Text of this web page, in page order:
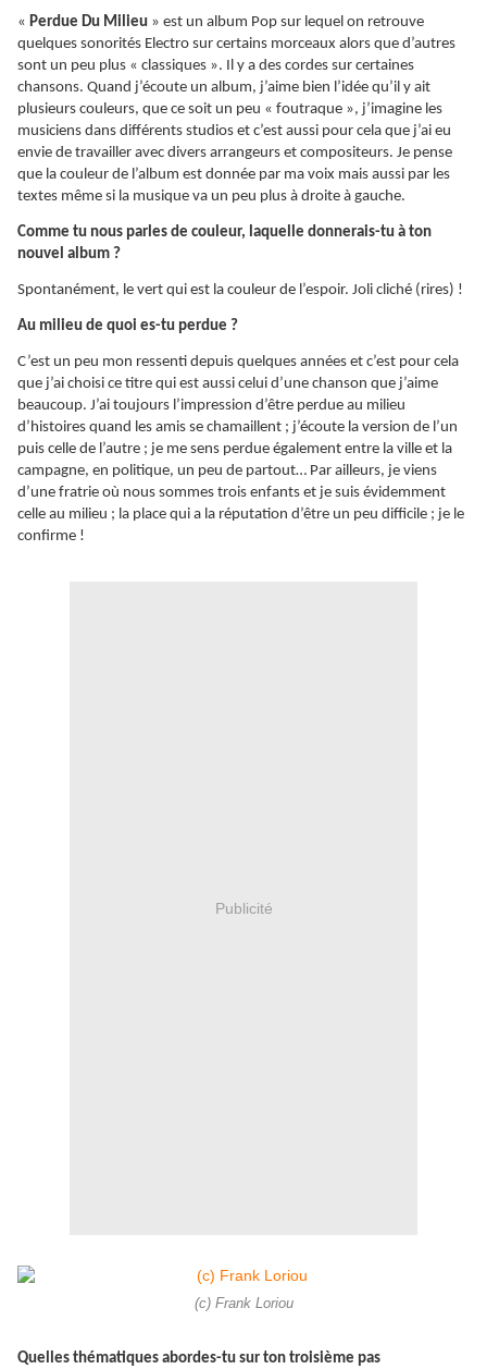
« Perdue Du Milieu » est un album Pop sur lequel on retrouve
quelques sonorités Electro sur certains morceaux alors que d’autres
sont un peu plus « classiques ». Il y a des cordes sur certaines
chansons. Quand j’écoute un album, j’aime bien l’idée qu’il y ait
plusieurs couleurs, que ce soit un peu « foutraque », j’imagine les
musiciens dans différents studios et c’est aussi pour cela que j’ai eu
envie de travailler avec divers arrangeurs et compositeurs. Je pense
que la couleur de l’album est donnée par ma voix mais aussi par les
textes même si la musique va un peu plus à droite à gauche.
Comme tu nous parles de couleur, laquelle donnerais-tu à ton
nouvel album ?
Spontanément, le vert qui est la couleur de l’espoir. Joli cliché (rires) !
Au milieu de quoi es-tu perdue ?
C’est un peu mon ressenti depuis quelques années et c’est pour cela
que j’ai choisi ce titre qui est aussi celui d’une chanson que j’aime
beaucoup. J’ai toujours l’impression d’être perdue au milieu
d’histoires quand les amis se chamaillent ; j’écoute la version de l’un
puis celle de l’autre ; je me sens perdue également entre la ville et la
campagne, en politique, un peu de partout… Par ailleurs, je viens
d’une fratrie où nous sommes trois enfants et je suis évidemment
celle au milieu ; la place qui a la réputation d’être un peu difficile ; je le
confirme !
Publicité
(c) Frank Loriou
Quelles thématiques abordes-tu sur ton troisième pas